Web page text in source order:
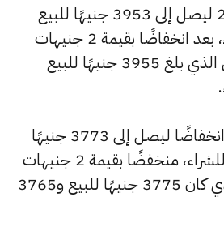
وانخفض سعر عيار 22 ليصل إلى 3953 جنيهًا للبيع
و3942 جنيهًا للشراء، بعد انخفاضًا بقيمة 2 جنيهات
مقارنة بالسعر السابق الذي بلغ 3955 جنيهًا للبيع
وسجل سعر عيار 21 انخفاضًا ليصل إلى 3773 جنيهًا
للبيع و3763 جنيهًا للشراء، منخفضًا بقيمة 2 جنيهات
عن السعر السابق الذي كان 3775 جنيهًا للبيع و3765